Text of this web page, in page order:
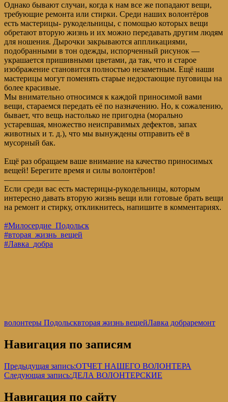
Однако бывают случаи, когда к нам все же попадают вещи,
требующие ремонта или стирки. Среди наших волонтёров
есть мастерицы- рукодельницы, с помощью которых вещи
обретают вторую жизнь и их можно передавать другим людям
для ношения. Дырочки закрываются аппликациями,
подобранными в тон одежды, испорченный рисунок —
украшается пришивными цветами, да так, что и старое
изображение становится полностью незаметным. Ещё наши
мастерицы могут поменять старые недостающие пуговицы на
более красивые.
Мы внимательно относимся к каждой приносимой вами
вещи, стараемся передать её по назначению. Но, к сожалению,
бывает, что вещь настолько не пригодна (морально
устаревшая, множество неисправимых дефектов, запах
животных и т. д.), что мы вынуждены отправить её в
мусорный бак.
Ещё раз обращаем ваше внимание на качество приносимых
вещей! Берегите время и силы волонтёров!
————————
Если среди вас есть мастерицы-рукодельницы, которым
интересно давать вторую жизнь вещи или готовые брать вещи
на ремонт и стирку, откликнитесь, напишите в комментариях.
#Милосердие_Подольск
#вторая_жизнь_вещей
#Лавка_добра
волонтеры Подольсквторая жизнь вещейЛавка добраремонт
Навигация по записям
Предыдущая запись:ОТЧЕТ НАШЕГО ВОЛОНТЕРА
Следующая запись:ДЕЛА ВОЛОНТЕРСКИЕ
Навигация по сайту